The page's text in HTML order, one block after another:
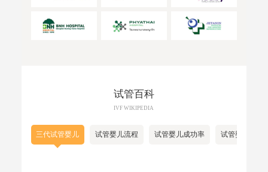
试管百科
IVF WIKIPEDIA
三代试管婴儿 试管婴儿流程 试管婴儿成功率 试管婴儿费用